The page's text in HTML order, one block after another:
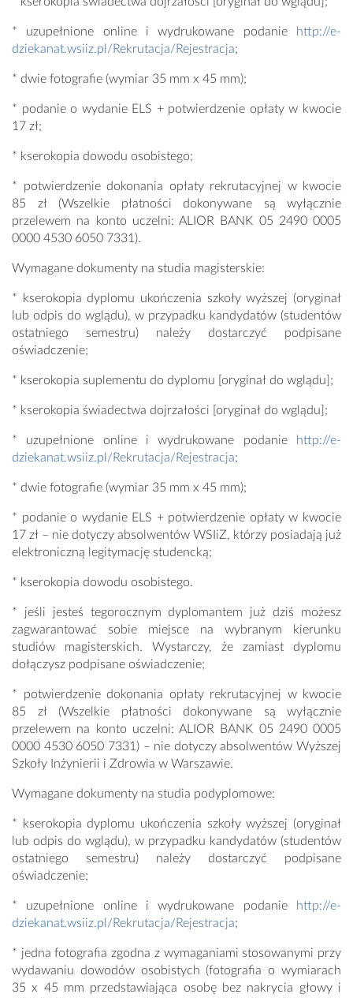
* uzupełnione online i wydrukowane podanie
http://e-
dziekanat.wsiiz.pl/Rekrutacja/Rejestracja;
* dwie fotografie (wymiar 35 mm x 45 mm);
* podanie o wydanie ELS + potwierdzenie opłaty w kwocie
17 zł;
* kserokopia dowodu osobistego;
* potwierdzenie dokonania opłaty rekrutacyjnej w kwocie
85 zł (Wszelkie płatności dokonywane są wyłącznie
przelewem na konto uczelni: ALIOR BANK 05 2490 0005
0000 4530 6050 7331).
Wymagane dokumenty na studia magisterskie:
* kserokopia dyplomu ukończenia szkoły wyższej (oryginał
lub odpis do wglądu), w przypadku kandydatów (studentów
ostatniego semestru) należy dostarczyć podpisane
oświadczenie;
* kserokopia suplementu do dyplomu [oryginał do wglądu];
* kserokopia świadectwa dojrzałości [oryginał do wglądu];
* uzupełnione online i wydrukowane podaniehttp://e-
dziekanat.wsiiz.pl/Rekrutacja/Rejestracja;
* dwie fotografie (wymiar 35 mm x 45 mm);
* podanie o wydanie ELS + potwierdzenie opłaty w kwocie
17 zł – nie dotyczy absolwentów WSIiZ, którzy posiadają już
elektroniczną legitymację studencką;
* kserokopia dowodu osobistego.
* jeśli jesteś tegorocznym dyplomantem już dziś możesz
zagwarantować sobie miejsce na wybranym kierunku
studiów magisterskich. Wystarczy, że zamiast dyplomu
dołączysz podpisane oświadczenie;
* potwierdzenie dokonania opłaty rekrutacyjnej w kwocie
85 zł (Wszelkie płatności dokonywane są wyłącznie
przelewem na konto uczelni: ALIOR BANK 05 2490 0005
0000 4530 6050 7331) – nie dotyczy absolwentów Wyższej
Szkoły Inżynierii i Zdrowia w Warszawie.
Wymagane dokumenty na studia podyplomowe:
* kserokopia dyplomu ukończenia szkoły wyższej (oryginał
lub odpis do wglądu), w przypadku kandydatów (studentów
ostatniego semestru) należy dostarczyć podpisane
oświadczenie;
* uzupełnione online i wydrukowane podanie
http://e-
dziekanat.wsiiz.pl/Rekrutacja/Rejestracja;
* jedna fotografia zgodna z wymaganiami stosowanymi przy
wydawaniu dowodów osobistych (fotografia o wymiarach
35 x 45 mm przedstawiająca osobę bez nakrycia głowy i